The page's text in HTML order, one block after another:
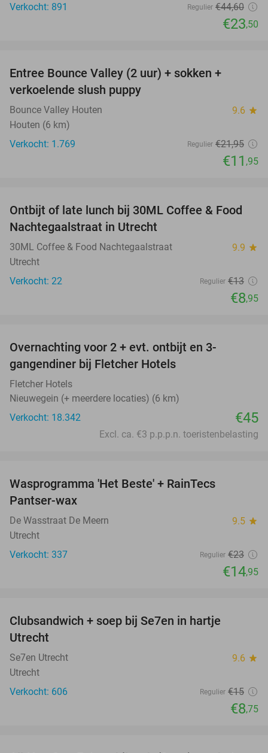
Verkocht: 891
Regulier €44,60
€23,50
Entree Bounce Valley (2 uur) + sokken +
verkoelende slush puppy
Bounce Valley Houten 9.6 star
Houten (6 km)
Verkocht: 1.769
Regulier €21,95
€11 ,95
31%
Ontbijt of late lunch bij 30ML Coffee & Food
Nachtegaalstraat in Utrecht
30ML Coffee & Food Nachtegaalstraat 9.9 star
Utrecht
Verkocht: 22
Regulier €13
€8,95
Overnachting voor 2 + evt. ontbijt en 3-
gangendiner bij Fletcher Hotels
Fletcher Hotels
Nieuwegein (+ meerdere locaties) (6 km)
Verkocht: 18.342
€45
Excl. ca. €3 p.p.p.n. toeristenbelasting
Wasprogramma 'Het Beste' + RainTecs
Pantser-wax
De Wasstraat De Meern 9.5 star
Utrecht
Verkocht: 337
Regulier €23
€14,95
Clubsandwich + soep bij Se7en in hartje
Utrecht
Se7en Utrecht 9.6 star
Utrecht
Verkocht: 606
Regulier €15
€8,75